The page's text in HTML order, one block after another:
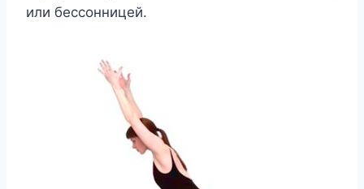
или бессонницей.